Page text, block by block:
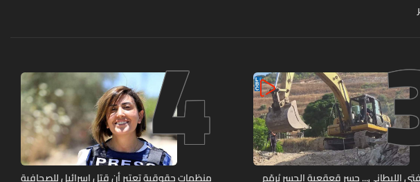
الليطاني... جسر قعقعية الجسر يُرمّم
4
منظمات حقوقية تعتبر أن قتل إسرائيل للصحافية